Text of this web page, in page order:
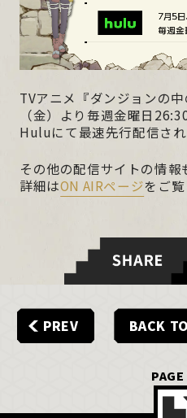
TVアニメ『ダンジョンの
（金）より毎週金曜日
Huluにて最速先行配信さ
その他の配信サイトの情報
詳細はON AIRページをご覧
PREV BACK